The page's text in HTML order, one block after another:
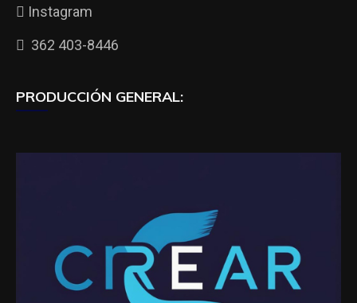
Instagram
362 403-8446
PRODUCCIÓN GENERAL: